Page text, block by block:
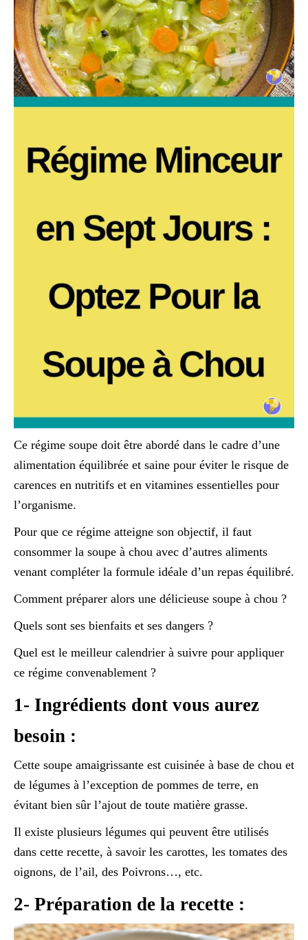
Ce régime soupe doit être abordé dans le cadre d’une
alimentation équilibrée et saine pour éviter le risque de
carences en nutritifs et en vitamines essentielles pour
l’organisme.
Pour que ce régime atteigne son objectif, il faut
consommer la soupe à chou avec d’autres aliments
venant compléter la formule idéale d’un repas équilibré.
Comment préparer alors une délicieuse soupe à chou ?
Quels sont ses bienfaits et ses dangers ?
Quel est le meilleur calendrier à suivre pour appliquer
ce régime convenablement ?
1- Ingrédients dont vous aurez
besoin :
Cette soupe amaigrissante est cuisinée à base de chou et
de légumes à l’exception de pommes de terre, en
évitant bien sûr l’ajout de toute matière grasse.
Il existe plusieurs légumes qui peuvent être utilisés
dans cette recette, à savoir les carottes, les tomates des
oignons, de l’ail, des Poivrons…, etc.
2- Préparation de la recette :